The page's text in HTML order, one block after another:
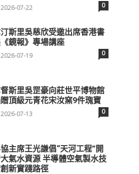
2026-07-22 0
斯里吳慈欣受邀出席香港書
鏡報》專場講座
2026-07-19 0
斯里吳罡豪向莊世平博物館
頂級元青花宋汝窯9件瑰寶
2026-07-13 0
主席王光謙倡“天河工程”開
氣水資源 半導體空氣製水技
新實踐路徑